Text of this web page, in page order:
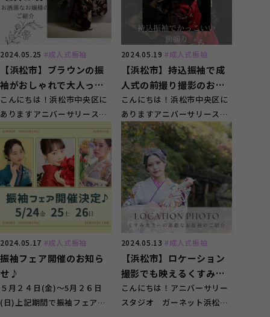
2024.05.25 #成人式振袖
【浜松市】ブラウンの振
袖がおしゃれで大人っぽ
い♪【前撮り】
こんにちは！浜松市中央区に
ありますアニバーサリースタ
ジオ ガーネット浜松店で
す！ &nb...
2024.05.19 #成人式振袖
【浜松市】持込振袖で成
人式の前撮り撮影のお客
様をご紹介♪
こんにちは！浜松市中央区に
ありますアニバーサリースタ
ジオ ガーネット浜松店で
す！浜松駅から車で10...
2024.05.17 #成人式振袖
振袖フェア開催のお知ら
せ♪
５月２４日(金)～5月２６日
(日)上記期間で振袖フェアを
2024.05.13 #成人式振袖
【浜松市】ロケーション
撮影でも映えるくすみカ
ラーの振袖♪
こんにちは！アニバーサリー
スタジオ ガーネット浜松店